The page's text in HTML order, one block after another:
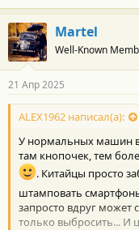
Martel
Well-Known
21 Апр 2025
ALEX1962 написал(а):
У нормальных машин
там кнопочек, тем
. Китайцы просто
штамповать
запросто вдруг может
только выбросить... И